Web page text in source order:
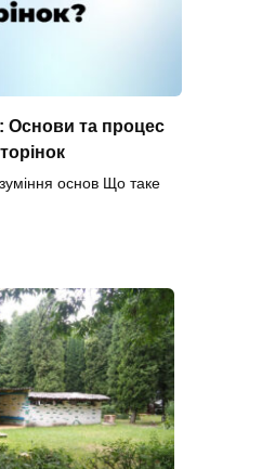
Основи та процес
основ Що таке